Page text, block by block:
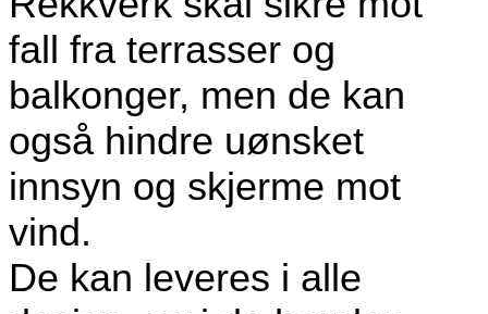
fall fra terrasser og
balkonger, men de kan
også hindre uønsket
innsyn og skjerme mot
vind.
De kan leveres i alle